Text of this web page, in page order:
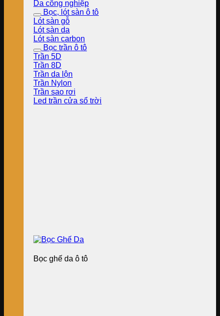
Da công nghiệp
Bọc, lót sàn ô tô
Lót sàn gỗ
Lót sàn da
Lót sàn carbon
Bọc trần ô tô
Trần 5D
Trần 8D
Trần da lộn
Trần Nylon
Trần sao rơi
Led trần cửa sổ trời
Bọc ghế da ô tô